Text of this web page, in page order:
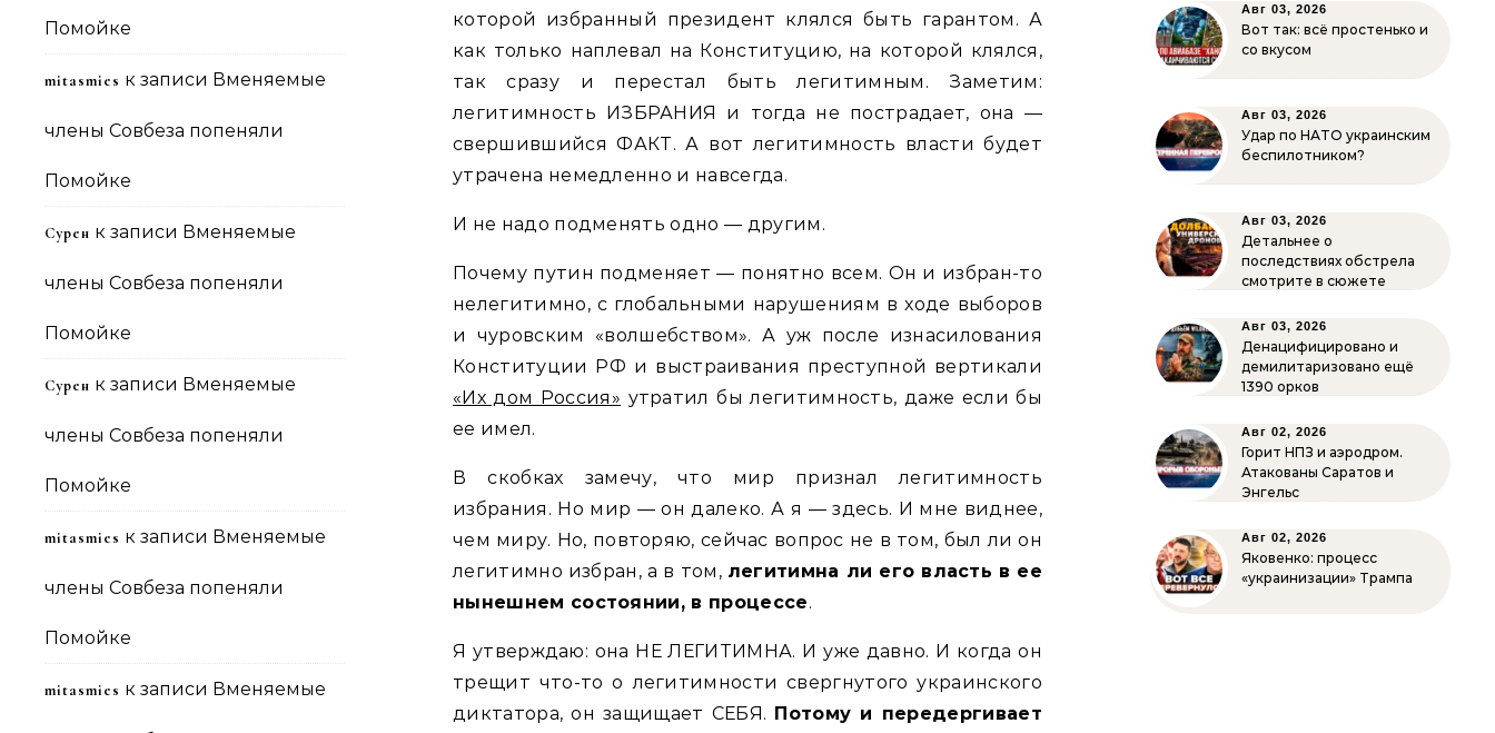
Помойке
mitasmies к записи Вменяемые
члены Совбеза попеняли
Помойке
Сурен к записи Вменяемые
члены Совбеза попеняли
Помойке
Сурен к записи Вменяемые
члены Совбеза попеняли
Помойке
mitasmies к записи Вменяемые
члены Совбеза попеняли
Помойке
mitasmies к записи Вменяемые
которой избранный президент клялся быть гарантом. А
как только наплевал на Конституцию, на которой клялся,
так сразу и перестал быть легитимным. Заметим:
легитимность ИЗБРАНИЯ и тогда не пострадает, она —
свершившийся ФАКТ. А вот легитимность власти будет
утрачена немедленно и навсегда.
И не надо подменять одно — другим.
Почему путин подменяет — понятно всем. Он и избран-то
нелегитимно, с глобальными нарушениям в ходе выборов
и чуровским «волшебством». А уж после изнасилования
Конституции РФ и выстраивания преступной вертикали
«Их дом Россия» утратил бы легитимность, даже если бы
ее имел.
В скобках замечу, что мир признал легитимность
избрания. Но мир — он далеко. А я — здесь. И мне виднее,
чем миру. Но, повторяю, сейчас вопрос не в том, был ли он
легитимно избран, а в том, легитимна ли его власть в ее
нынешнем состоянии, в процессе.
Я утверждаю: она НЕ ЛЕГИТИМНА. И уже давно. И когда он
трещит что-то о легитимности свергнутого украинского
диктатора, он защищает СЕБЯ. Потому и передергивает
Авг 03, 2026
Вот так: всё простенько и
со вкусом
Авг 03, 2026
Удар по НАТО украинским
беспилотником?
Авг 03, 2026
Детальнее о
последствиях обстрела
смотрите в сюжете
Авг 03, 2026
Денацифицировано и
демилитаризовано ещё
1390 орков
Авг 02, 2026
Горит НПЗ и аэродром.
Атакованы Саратов и
Энгельс
Авг 02, 2026
Яковенко: процесс
«украинизации» Трампа